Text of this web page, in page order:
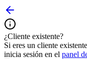
¿Cliente existente?
Si eres un cliente
inicia sesión en el panel